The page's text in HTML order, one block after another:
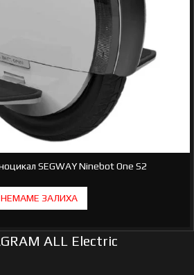
SEGWAY Ninebot One S2
ALL Electric